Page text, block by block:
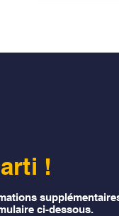
!
ci-dessous.